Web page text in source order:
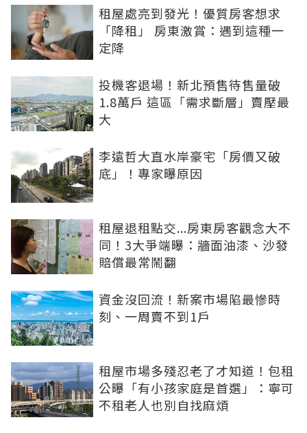
租屋處亮到發光！優質房客想求
「降租」 房東激賞：遇到這種一
定降
投機客退場！新北預售待售量破
1.8萬戶 這區「需求斷層」賣壓最
大
李遠哲大直水岸豪宅「房價又破
底」！專家曝原因
租屋退租點交...房東房客觀念大不
同！3大爭端曝：牆面油漆、沙發
賠償最常鬧翻
資金沒回流！新案市場陷最慘時
刻、一周賣不到1戶
租屋市場多殘忍老了才知道！包租
公曝「有小孩家庭是首選」：寧可
不租老人也別自找麻煩